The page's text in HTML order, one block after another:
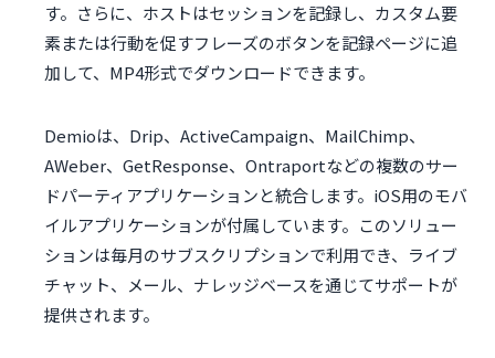
す。さらに、ホストはセッションを記録し、カスタム要
素または行動を促すフレーズのボタンを記録ページに追
加して、MP4形式でダウンロードできます。
Demioは、Drip、ActiveCampaign、MailChimp、
AWeber、GetResponse、Ontraportなどの複数のサー
ドパーティアプリケーションと統合します。iOS用のモバ
イルアプリケーションが付属しています。このソリュー
ションは毎月のサブスクリプションで利用でき、ライブ
チャット、メール、ナレッジベースを通じてサポートが
提供されます。